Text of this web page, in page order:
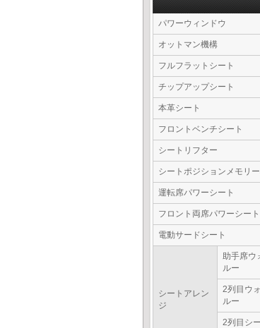
パワーウィンドウ
オットマン機構
フルフラットシート
チップアップシート
本革シート
フロントベンチシート
シートリフター
シートポジションメモリ
運転席パワーシート
フロント両席パワーシート
電動サードシート
シートアレン
ジ
助手席ウ
ルー
2列目ウ
ルー
2列目シ